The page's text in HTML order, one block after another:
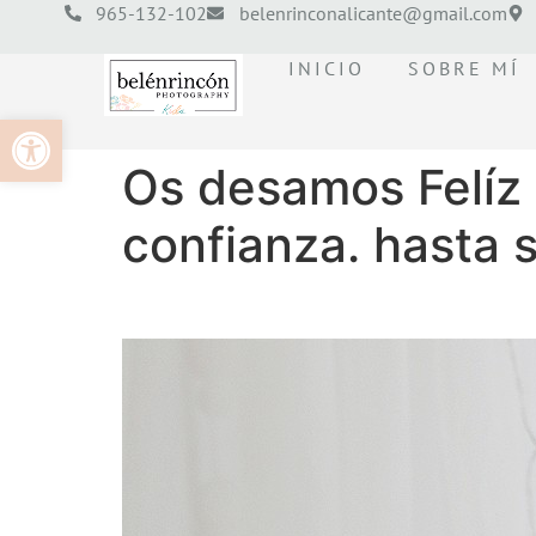
Abrir barra de herramientas
965-132-102 belenrinconalicante@gmail.com
INICIO SOBRE MÍ
Os desamos
confianza. hasta